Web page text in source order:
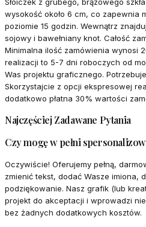
Słoiczek z grubego, brązowego
wysokość około 6 cm, co zapewnia
poziomie 15 godzin. Wewnątrz
sojowy i bawełniany knot. Całość
Minimalna ilość zamówienia wynosi
realizacji to 5-7 dni roboczych od
Was projektu graficznego.
Skorzystajcie z opcji ekspresowej
dodatkowo płatna 30% wartości
Najczęściej Zadawane Pytania
Czy mogę w pełni
Oczywiście! Oferujemy pełną,
zmienić tekst, dodać Wasze imiona,
podziękowanie. Nasz grafik (lub
projekt do akceptacji i wprowadzi
bez żadnych dodatkowych kosztów.